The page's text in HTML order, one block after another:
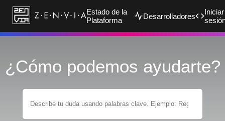
Estado de la
Plataforma
Desarrolladores
Iniciar
¿Cómo podemos ayudarte?